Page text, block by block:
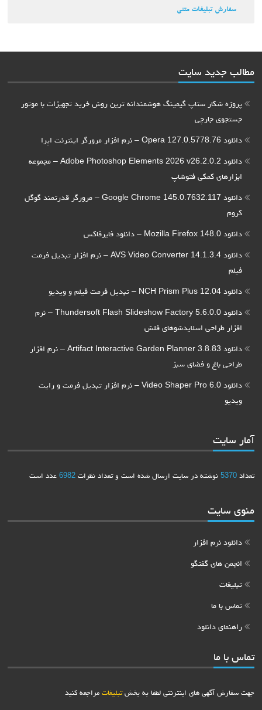
سفارش تبلیغات متنی
مطالب جدید سایت
پروژه شکار ستاپ گیمینگ هوشمندانه ترین روش خرید تجهیزات با موتور
جستجوی جارچی
دانلود Opera 127.0.5778.76 – نرم افزار مرورگر اینترنت اپرا
دانلود Adobe Photoshop Elements 2026 v26.2.0.2 – مجموعه
ابزارهای کمکی فتوشاپ
دانلود Google Chrome 145.0.7632.117 – مرورگر قدرتمند گوگل
کروم
دانلود Mozilla Firefox 148.0 – دانلود فایرفاکس
دانلود AVS Video Converter 14.1.3.4 – نرم افزار تبدیل فرمت
فیلم
دانلود NCH Prism Plus 12.04 – تبدیل فرمت فیلم و ویدیو
دانلود Thundersoft Flash Slideshow Factory 5.6.0.0 – نرم
افزار طراحی اسلایدشوهای فلش
دانلود Artifact Interactive Garden Planner 3.8.83 – نرم افزار
طراحی باغ و فضای سبز
دانلود Video Shaper Pro 6.0 – نرم افزار تبدیل فرمت و رایت
ویدیو
آمار سایت
تعداد5370 نوشته در سایت ارسال شده است و تعداد نظرات6982 عدد است
منوی سایت
دانلود نرم افزار
انجمن های گفتگو
تبلیغات
تماس با ما
راهنمای دانلود
تماس با ما
جهت سفارش آگهی های اینترنتی لطفا به بخشتبلیغات مراجعه کنید